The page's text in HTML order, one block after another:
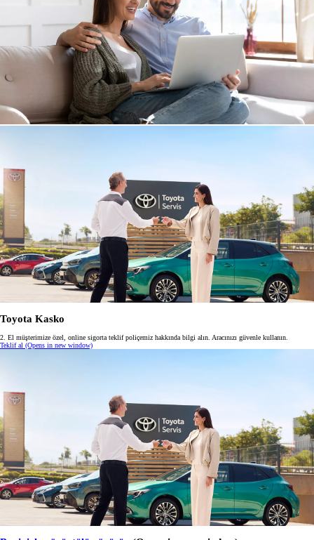
Toyota Kasko
2. El müşterimize özel, online sigorta teklif poliçemiz hakkında bilgi alın. Aracınızı güvenle kullanın.
Teklif al (Opens in new window)